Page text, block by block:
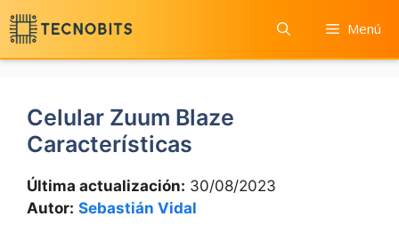
Saltar
al
contenido
Menú
Celular Zuum Blaze
Características
Última actualización: 30/08/2023
Autor: Sebastián Vidal